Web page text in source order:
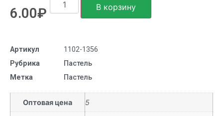
6.00₽ В корзину
Артикул
1102-1356
Рубрика
Пастель
Метка
Пастель
Оптовая цена 5